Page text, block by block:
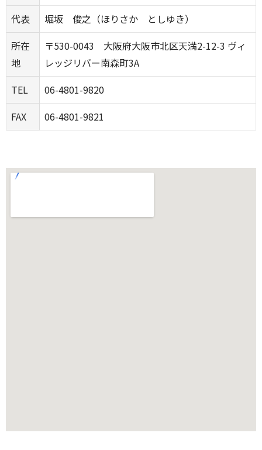
代表
堀坂 俊之（ほりさか としゆき）
所在
地
〒530-0043 大阪府大阪市北区天満2-12-3 ヴィ
レッジリバー南森町3A
TEL
06-4801-9820
FAX
06-4801-9821